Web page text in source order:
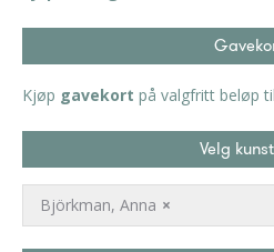
Kjøp gavekort på valgfritt beløp
Velg
×
Björkman, Anna